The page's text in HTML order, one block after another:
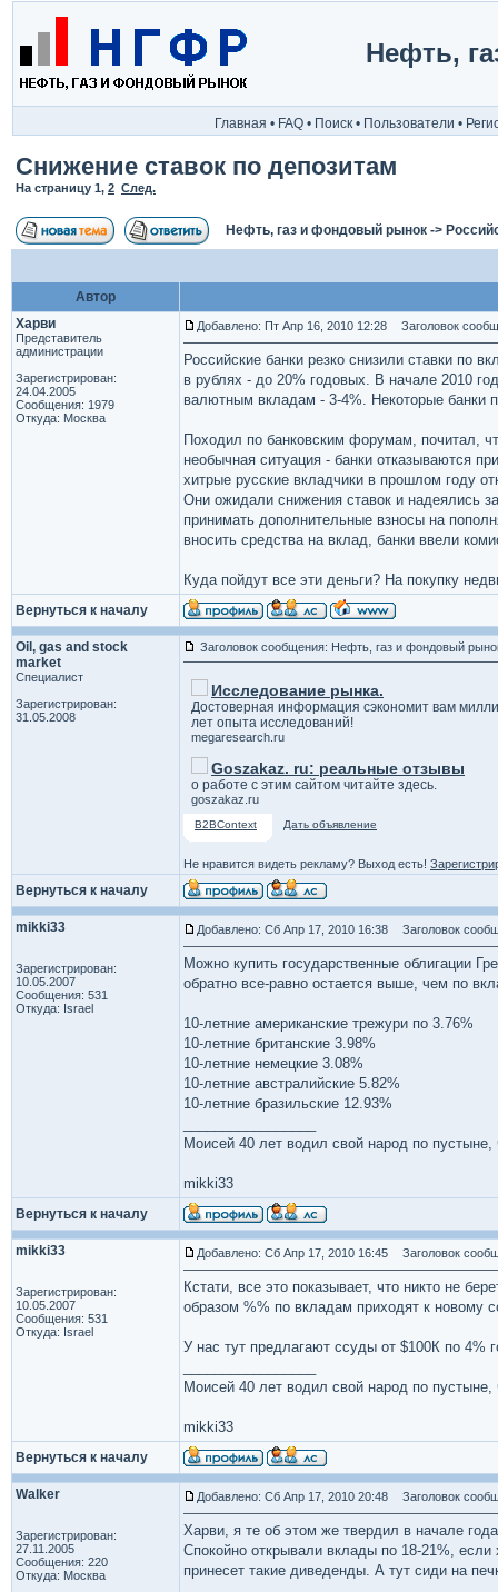
Нефть,
Главная • FAQ • Поиск • Пользователи •
Снижение ставок по депозитам
На страницу 1, 2 След.
Нефть, газ и фондовый рынок ->
Автор
Харви
Представитель
администрации
Зарегистрирован:
24.04.2005
Сообщения: 1979
Откуда: Москва
Добавлено: Пт Апр 16, 2010 12:28 Заголовок
Российские банки резко снизили ставки по
в рублях - до 20% годовых. В начале 2010
валютным вкладам - 3-4%. Некоторые банки
Походил по банковским форумам, почитал,
необычная ситуация - банки отказываются
хитрые русские вкладчики в прошлом году
Они ожидали снижения ставок и надеялись
принимать дополнительные взносы на
вносить средства на вклад, банки ввели
Куда пойдут все эти деньги? На покупку
Вернуться к началу
Oil, gas and stock
market
Специалист
Зарегистрирован:
31.05.2008
Заголовок сообщения: Нефть, газ и фондовый
Исследование рынка.
Достоверная информация сэкономит вам
лет опыта исследований!
megaresearch.ru
Goszakaz. ru: реальные отзывы
о работе с этим сайтом читайте здесь.
goszakaz.ru
B2BContext Дать объявление
Не нравится видеть рекламу? Выход есть!
Вернуться к началу
mikki33
Зарегистрирован:
10.05.2007
Сообщения: 531
Откуда: Israel
Добавлено: Сб Апр 17, 2010 16:38 Заголовок
Можно купить государственные облигации
обратно все-равно остается выше, чем по
10-летние американские трежури по 3.76%
10-летние британские 3.98%
10-летние немецкие 3.08%
10-летние австралийские 5.82%
10-летние бразильские 12.93%
Моисей 40 лет водил свой народ по
mikki33
Вернуться к началу
mikki33
Зарегистрирован:
10.05.2007
Сообщения: 531
Откуда: Israel
Добавлено: Сб Апр 17, 2010 16:45 Заголовок
Кстати, все это показывает, что никто не
образом %% по вкладам приходят к новому
У нас тут предлагают ссуды от $100К по 4%
Моисей 40 лет водил свой народ по
mikki33
Вернуться к началу
Walker
Зарегистрирован:
27.11.2005
Сообщения: 220
Откуда: Москва
Добавлено: Сб Апр 17, 2010 20:48 Заголовок
Харви, я те об этом же твердил в начале
Спокойно открывали вклады по 18-21%,
принесет такие диведенды. А тут сиди на